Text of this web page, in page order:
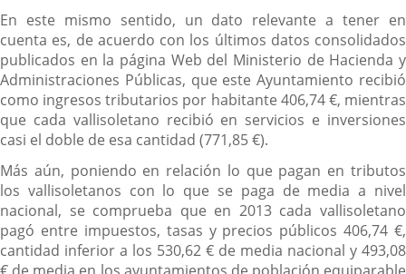
En este mismo sentido, un dato relevante a tener en
cuenta es, de acuerdo con los últimos datos consolidados
publicados en la página Web del Ministerio de Hacienda y
Administraciones Públicas, que este Ayuntamiento recibió
como ingresos tributarios por habitante 406,74 €, mientras
que cada vallisoletano recibió en servicios e inversiones
casi el doble de esa cantidad (771,85 €).
Más aún, poniendo en relación lo que pagan en tributos
los vallisoletanos con lo que se paga de media a nivel
nacional, se comprueba que en 2013 cada vallisoletano
pagó entre impuestos, tasas y precios públicos 406,74 €,
cantidad inferior a los 530,62 € de media nacional y 493,08